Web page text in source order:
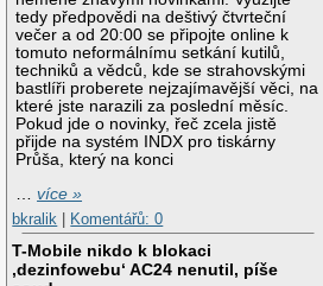
tedy předpovědi na deštivý čtvrteční
večer a od 20:00 se připojte online k
tomuto neformálnímu setkání kutilů,
techniků a vědců, kde se strahovskými
bastlíři proberete nejzajímavější věci, na
které jste narazili za poslední měsíc.
Pokud jde o novinky, řeč zcela jistě
přijde na systém INDX pro tiskárny
Průša, který na konci
…více »
bkralik
Komentářů: 0
T-Mobile nikdo k blokaci
‚dezinfowebu‘ AC24 nenutil, píše